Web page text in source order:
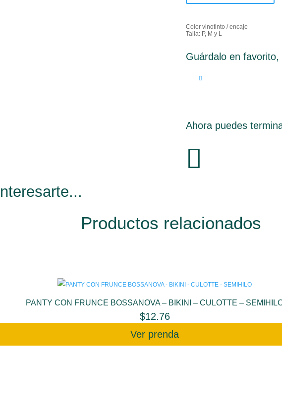
Color vinotinto / encaje
Talla: P, M y L
Guárdalo en
Ahora puedes

Productos relacionados
PANTY CON FRUNCE BOSSANOVA – BIKINI – CULOTTE –
$12.76
Ver prenda